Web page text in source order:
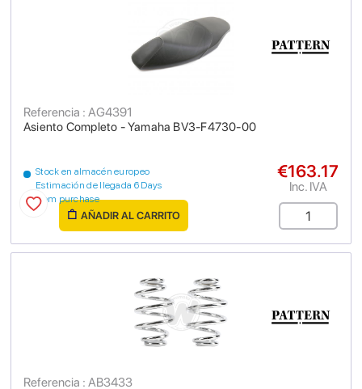
Asiento Completo - Yamaha BV3-F4730-00
Referencia : AG4391
Stock en almacén europeo
Estimación de llegada 6 Days
from purchase
€163.17
Inc. IVA
AÑADIR AL CARRITO
Referencia : AB3433